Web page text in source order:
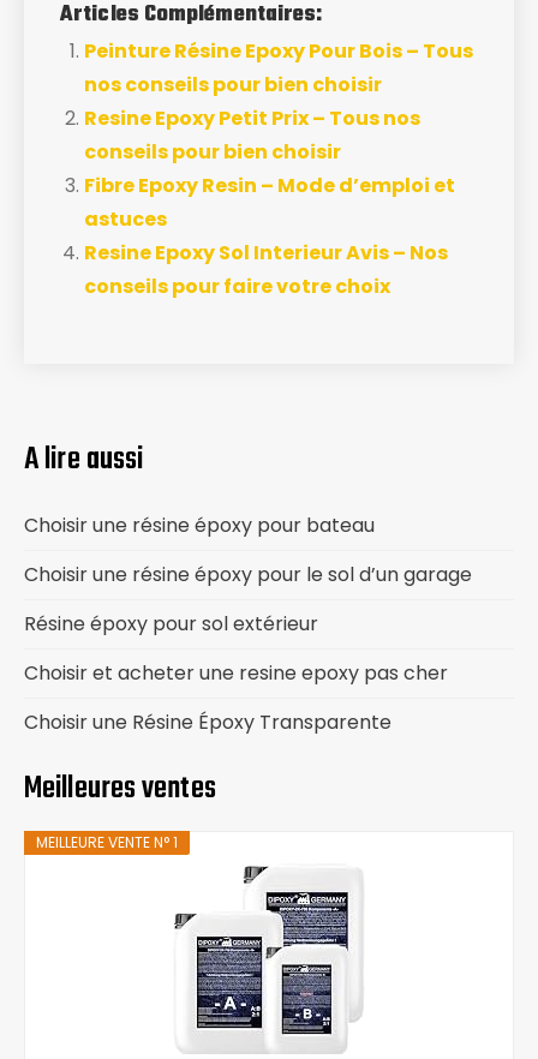
Articles Complémentaires:
Peinture Résine Epoxy Pour Bois – Tous
nos conseils pour bien choisir
Resine Epoxy Petit Prix – Tous nos
conseils pour bien choisir
Fibre Epoxy Resin – Mode d’emploi et
astuces
Resine Epoxy Sol Interieur Avis – Nos
conseils pour faire votre choix
A lire aussi
Choisir une résine époxy pour bateau
Choisir une résine époxy pour le sol d’un garage
Résine époxy pour sol extérieur
Choisir et acheter une resine epoxy pas cher
Choisir une Résine Époxy Transparente
Meilleures ventes
MEILLEURE VENTE N° 1